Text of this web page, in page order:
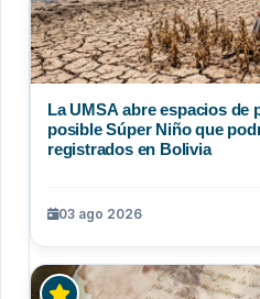
La UMSA abre espacios de
posible Súper Niño que
registrados en Bolivia
03 ago 2026